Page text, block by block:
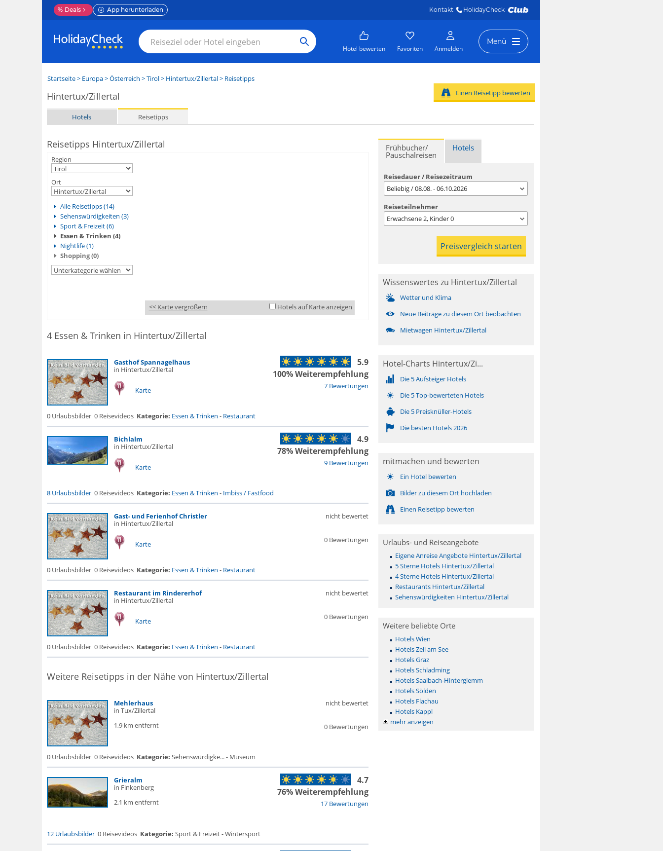
% Deals App herunterladen Kontakt HolidayCheck
Hotel bewerten Favoriten Anmelden
Menü
Startseite> Europa>Österreich >Tirol> Hintertux/Zillertal> Reisetipps
Hintertux/Zillertal
Hotels Reisetipps
Einen Reisetipp bewerten
Reisetipps Hintertux/Zillertal
Region
Ort
Alle Reisetipps (14)
Sehenswürdigkeiten (3)
Sport & Freizeit (6)
Essen & Trinken (4)
Nightlife (1)
Shopping (0)
<< Karte vergrößern Hotels auf Karte anzeigen
4 Essen & Trinken in Hintertux/Zillertal
Gasthof Spannagelhaus
in Hintertux/Zillertal
Karte 7 Bewertungen
5.9
100% Weiterempfehlung
0 Urlaubsbilder 0 Reisevideos Kategorie: Essen & Trinken - Restaurant
Bichlalm
in Hintertux/Zillertal
Karte 9 Bewertungen
4.9
78% Weiterempfehlung
8 Urlaubsbilder 0 Reisevideos Kategorie: Essen & Trinken - Imbiss / Fastfood
Gast- und Ferienhof Christler
in Hintertux/Zillertal
Karte 0 Bewertungen
nicht bewertet
0 Urlaubsbilder 0 Reisevideos Kategorie: Essen & Trinken - Restaurant
Restaurant im Rindererhof
in Hintertux/Zillertal
Karte 0 Bewertungen
nicht bewertet
0 Urlaubsbilder 0 Reisevideos Kategorie: Essen & Trinken - Restaurant
Weitere Reisetipps in der Nähe von Hintertux/Zillertal
Mehlerhaus
in Tux/Zillertal
1,9 km entfernt
0 Bewertungen
nicht bewertet
0 Urlaubsbilder 0 Reisevideos Kategorie: Sehenswürdigke... - Museum
Grieralm
in Finkenberg
2,1 km entfernt
17 Bewertungen
4.7
76% Weiterempfehlung
12 Urlaubsbilder 0 Reisevideos Kategorie: Sport & Freizeit - Wintersport
Frühbucher/
Pauschalreisen
Hotels
Reisedauer / Reisezeitraum
Beliebig / 08.08. - 06.10.2026
Reiseteilnehmer
Erwachsene2, Kinder0
Wissenswertes zu Hintertux/Zillertal
Wetter und Klima
Neue Beiträge zu diesem Ort beobachten
Mietwagen Hintertux/Zillertal
Hotel-Charts Hintertux/Zi...
Die 5 Aufsteiger Hotels
Die 5 Top-bewerteten Hotels
Die 5 Preisknüller-Hotels
Die besten Hotels 2026
mitmachen und bewerten
Ein Hotel bewerten
Bilder zu diesem Ort hochladen
Einen Reisetipp bewerten
Urlaubs- und Reiseangebote
Eigene Anreise Angebote Hintertux/Zillertal
5 Sterne Hotels Hintertux/Zillertal
4 Sterne Hotels Hintertux/Zillertal
Restaurants Hintertux/Zillertal
Sehenswürdigkeiten Hintertux/Zillertal
Weitere beliebte Orte
Hotels Wien
Hotels Zell am See
Hotels Graz
Hotels Schladming
Hotels Saalbach-Hinterglemm
Hotels Sölden
Hotels Flachau
Hotels Kappl
mehr anzeigen